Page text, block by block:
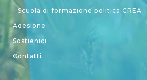
Scuola di formazione politica CREA
Adesione
Sostienici
Contatti